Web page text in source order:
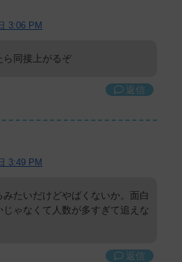
3:06 PM
ら同接上がるぞ
返信
3:49 PM
たいだけどやばくないか。面白
ゃなくて人数が多すぎて追えな
返信